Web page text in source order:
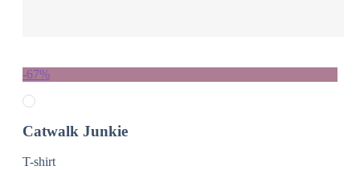
-67%
Catwalk Junkie
T-shirt